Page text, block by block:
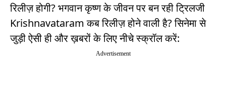
रिलीज़ होगी? भगवान कृष्ण के जीवन पर बन रही ट्रिलजी
Krishnavataram कब रिलीज़ होने वाली है? सिनेमा से
जुड़ी ऐसी ही और ख़बरों के लिए नीचे स्क्रॉल करें:
Advertisement